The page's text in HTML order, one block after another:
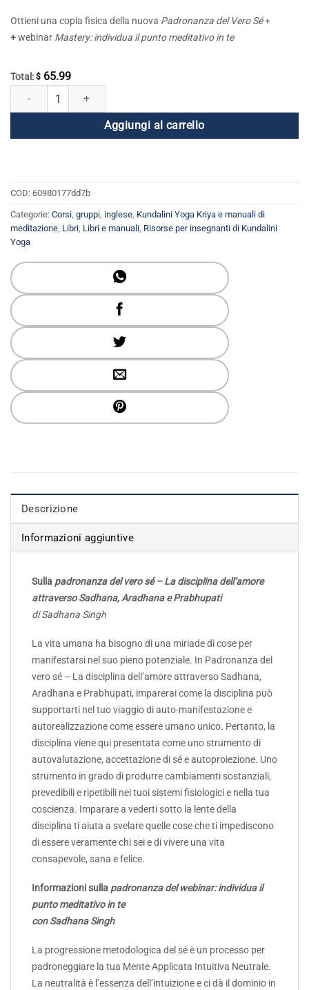
Ottieni una copia fisica della nuova Padronanza del Vero Sé+
+webinar Mastery: individua il punto meditativo in te
Total: $ 65.99
Pacchetto Maestria meditativa quantità
Aggiungi al carrello
COD: 60980177dd7b
Categorie: Corsi, gruppi, inglese, Kundalini Yoga Kriya e manuali di
meditazione, Libri, Libri e manuali, Risorse per insegnanti di Kundalini
Yoga
Descrizione
Informazioni aggiuntive
Sulla padronanza del vero sé – La disciplina dell’amore
attraverso Sadhana, Aradhana e Prabhupati
di Sadhana Singh
La vita umana ha bisogno di una miriade di cose per
manifestarsi nel suo pieno potenziale. In Padronanza del
vero sé – La disciplina dell’amore attraverso Sadhana,
Aradhana e Prabhupati, imparerai come la disciplina può
supportarti nel tuo viaggio di auto-manifestazione e
autorealizzazione come essere umano unico. Pertanto, la
disciplina viene qui presentata come uno strumento di
autovalutazione, accettazione di sé e autoproiezione. Uno
strumento in grado di produrre cambiamenti sostanziali,
prevedibili e ripetibili nei tuoi sistemi fisiologici e nella tua
coscienza. Imparare a vederti sotto la lente della
disciplina ti aiuta a svelare quelle cose che ti impediscono
di essere veramente chi sei e di vivere una vita
consapevole, sana e felice.
Informazioni sulla padronanza del webinar: individua il
punto meditativo in te
con Sadhana Singh
La progressione metodologica del sé è un processo per
padroneggiare la tua Mente Applicata Intuitiva Neutrale.
La neutralità è l’essenza dell’intuizione e ci dà il dominio in